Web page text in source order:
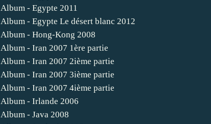
Album - Egypte 2011
Album - Egypte Le désert blanc 2012
Album - Hong-Kong 2008
Album - Iran 2007 1ère partie
Album - Iran 2007 2ième partie
Album - Iran 2007 3ième partie
Album - Iran 2007 4ième partie
Album - Irlande 2006
Album - Java 2008